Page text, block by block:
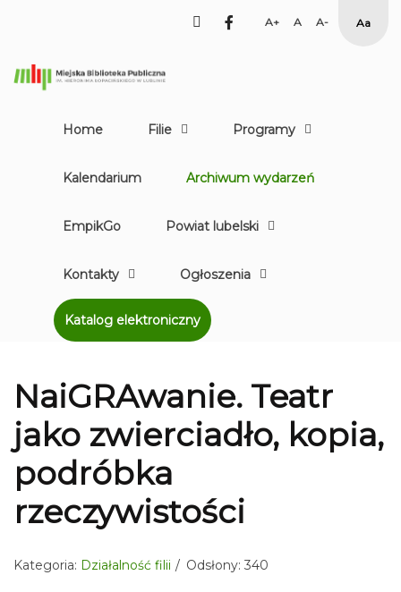
facebook
Set Set
Smaller
High
Home Filie Programy
Kalendarium Archiwum wydarzeń
EmpikGo Powiat lubelski
Kontakty Ogłoszenia
Katalog elektroniczny
NaiGRAwanie. Teatr
jako zwierciadło, kopia,
podróbka
rzeczywistości
Kategoria: Działalność filii Odsłony: 340